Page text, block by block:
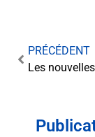
PRÉCÉDENT